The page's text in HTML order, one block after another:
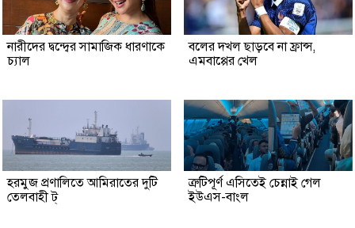
নারীদের দ্বন্দ্বের সামাজিক ধারণাকে
চ্যাল
বলের দখল ছাড়বে না ফ্রান্স,
এমবাপ্পের খেল
হরমুজ প্রণালিতে আমিরাতের দুটি
তেলবাহী ট্
ত্রুটিপূর্ণ এসিতেই চেন্নাই গেল
ইউএস-বাংল